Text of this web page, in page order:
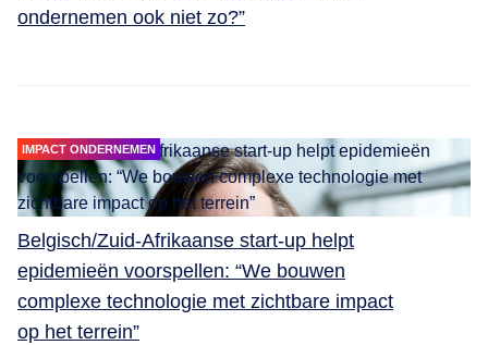
ondernemen ook niet zo?”
IMPACT ONDERNEMEN
Belgisch/Zuid-Afrikaanse start-up helpt
epidemieën voorspellen: “We bouwen
complexe technologie met zichtbare impact
op het terrein”